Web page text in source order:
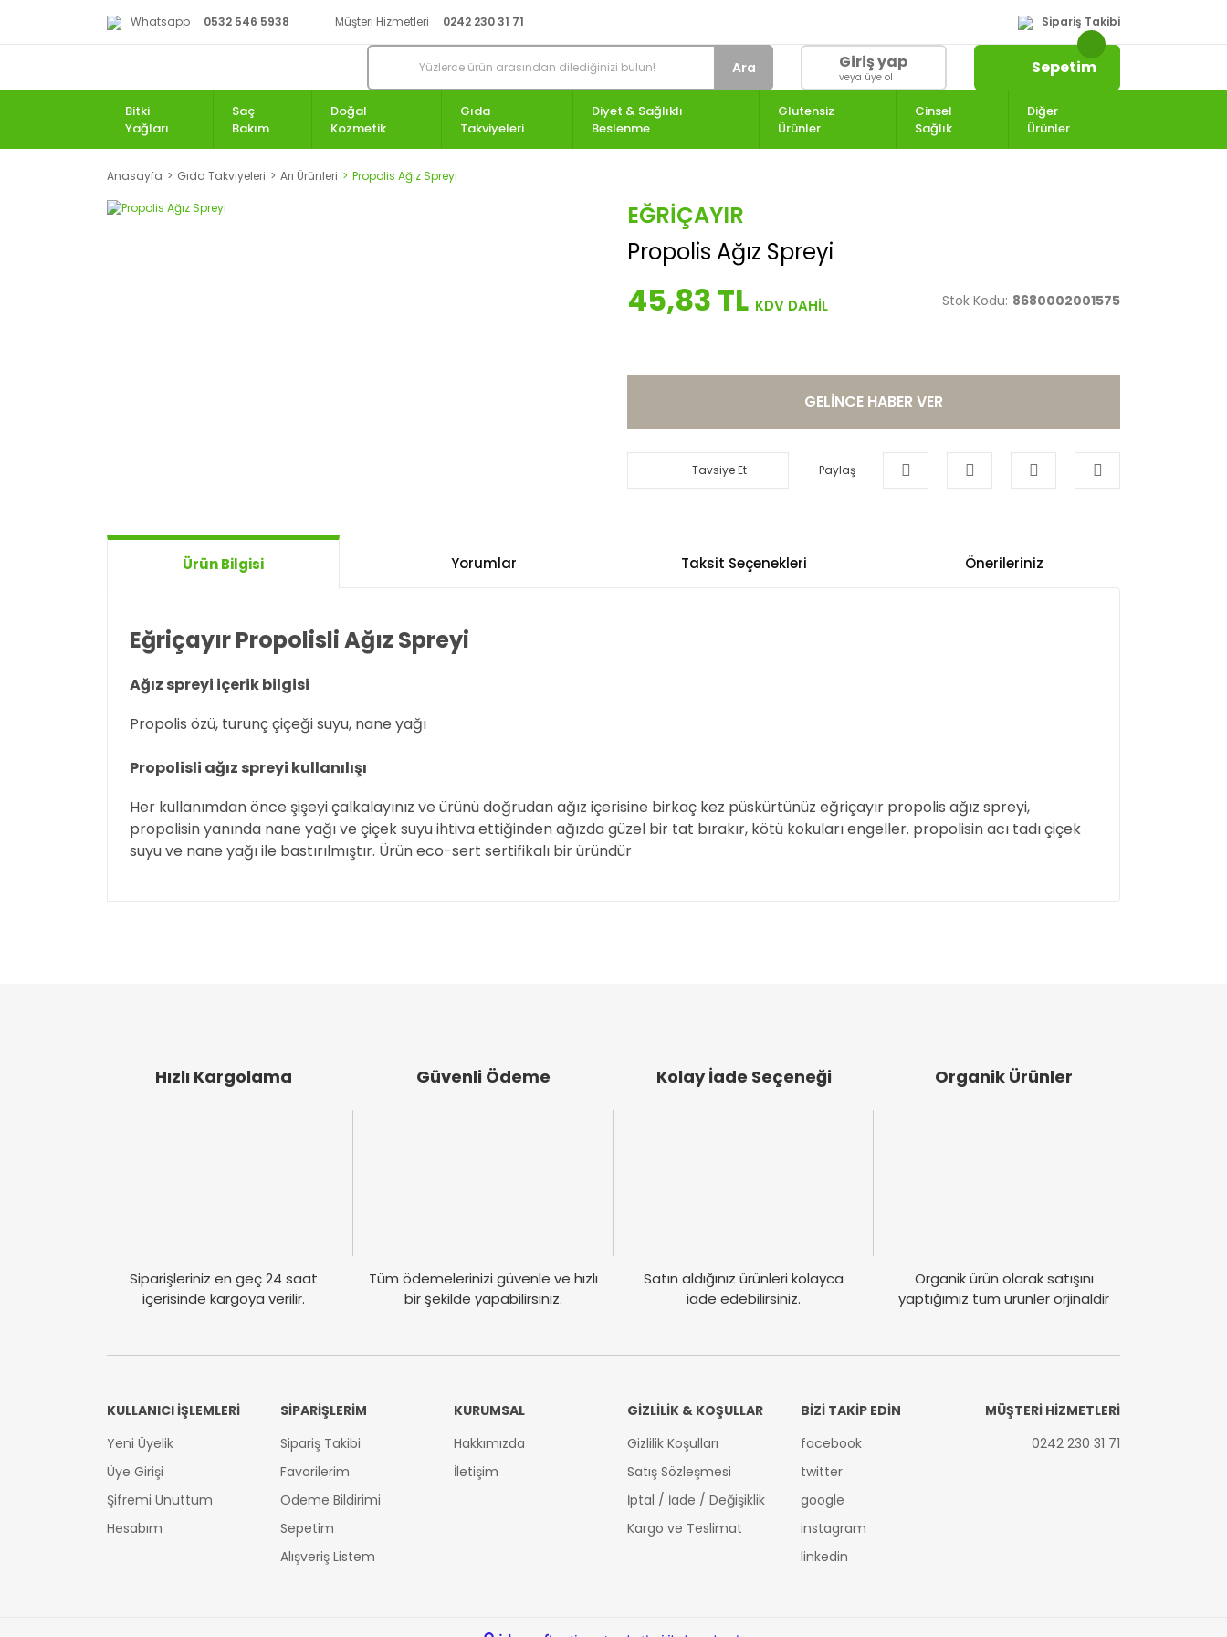
Whatsapp 0532 546 5938 Müşteri Hizmetleri 0242 230 31 71 Sipariş Takibi
Ara Giriş yap
veya üye ol Sepetim
Bitki
Yağları
Saç
Bakım
Doğal
Kozmetik
Gıda
Takviyeleri
Diyet & Sağlıklı
Beslenme
Glutensiz
Ürünler
Cinsel
Sağlık
Diğer
Ürünler
Anasayfa Gıda Takviyeleri Arı Ürünleri Propolis Ağız Spreyi
EĞRIÇAYIR
Propolis Ağız Spreyi
45,83 TL Stok Kodu: 8680002001575
GELİNCE HABER VER
Tavsiye Et Paylaş
Ürün Bilgisi Yorumlar Taksit Seçenekleri Önerileriniz
Eğriçayır Propolisli Ağız Spreyi
Ağız spreyi içerik bilgisi
Propolis özü, turunç çiçeği suyu, nane yağı
Propolisli ağız spreyi kullanılışı
Her kullanımdan önce şişeyi çalkalayınız ve ürünü doğrudan ağız içerisine birkaç kez püskürtünüz eğriçayır propolis ağız spreyi,
propolisin yanında nane yağı ve çiçek suyu ihtiva ettiğinden ağızda güzel bir tat bırakır, kötü kokuları engeller. propolisin acı tadı çiçek
suyu ve nane yağı ile bastırılmıştır. Ürün eco-sert sertifikalı bir üründür
Bu ürünün fiyat bilgisi, resim, ürün açıklamalarında ve diğer konularda yetersiz gördüğünüz noktaları öneri formunu kullanarak tarafımıza iletebilirsiniz.
Hızlı Kargolama
Siparişleriniz en geç 24 saat
içerisinde kargoya verilir.
Güvenli Ödeme
Tüm ödemelerinizi güvenle ve hızlı
bir şekilde yapabilirsiniz.
Kolay İade Seçeneği
Satın aldığınız ürünleri kolayca
iade edebilirsiniz.
Organik Ürünler
Organik ürün olarak satışını
yaptığımız tüm ürünler orjinaldir
KULLANICI İŞLEMLERİ
Yeni Üyelik
Üye Girişi
Şifremi Unuttum
Hesabım
SİPARİŞLERİM
Sipariş Takibi
Favorilerim
Ödeme Bildirimi
Sepetim
Alışveriş Listem
KURUMSAL
Hakkımızda
İletişim
GİZLİLİK & KOŞULLAR
Gizlilik Koşulları
Satış Sözleşmesi
İptal / İade / Değişiklik
Kargo ve Teslimat
BİZİ TAKİP EDİN
facebook
twitter
google
instagram
linkedin
MÜŞTERİ HİZMETLERİ
0242 230 31 71